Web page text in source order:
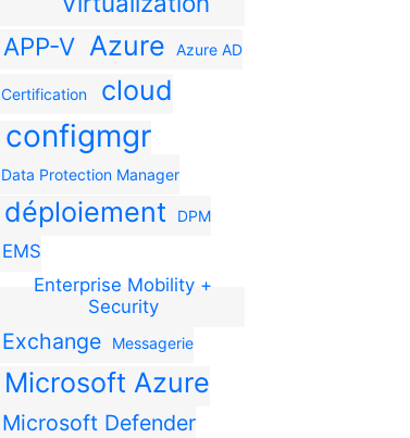
APP-V Azure Azure AD
Certification cloud
configmgr
Data Protection Manager
déploiement DPM
EMS
Enterprise Mobility +
Security
Exchange Messagerie
Microsoft Azure
Microsoft Defender